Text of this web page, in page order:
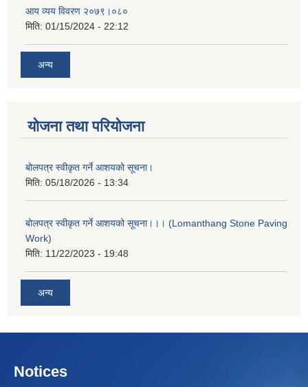
आय व्यय विवरण २०७९।०८०
मिति: 01/15/2024 - 22:12
अन्य
योजना तथा परियोजना
बोलपत्र स्वीकृत गर्ने आशयको सूचना।
मिति: 05/18/2026 - 13:34
बोलपत्र स्वीकृत गर्ने आशयको सूचना।।। (Lomanthang Stone Paving
Work)
मिति: 11/22/2023 - 19:48
अन्य
Notices